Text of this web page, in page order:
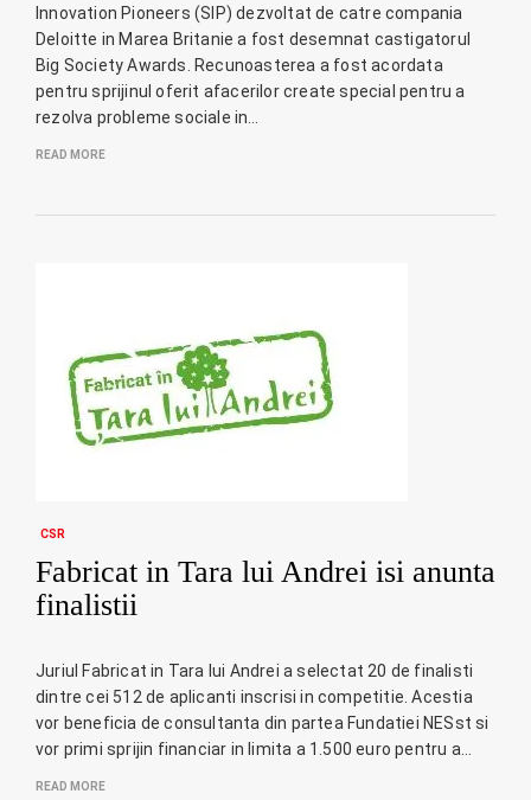
Innovation Pioneers (SIP) dezvoltat de catre compania
Deloitte in Marea Britanie a fost desemnat castigatorul
Big Society Awards. Recunoasterea a fost acordata
pentru sprijinul oferit afacerilor create special pentru a
rezolva probleme sociale in…
READ MORE
CSR
Fabricat in Tara lui Andrei isi anunta
finalistii
Juriul Fabricat in Tara lui Andrei a selectat 20 de finalisti
dintre cei 512 de aplicanti inscrisi in competitie. Acestia
vor beneficia de consultanta din partea Fundatiei NESst si
vor primi sprijin financiar in limita a 1.500 euro pentru a…
READ MORE